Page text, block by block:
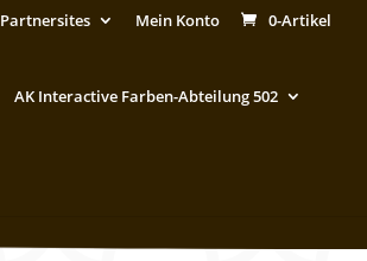
Partnersites Mein Konto 0-Artikel
AK Interactive Farben-Abteilung 502